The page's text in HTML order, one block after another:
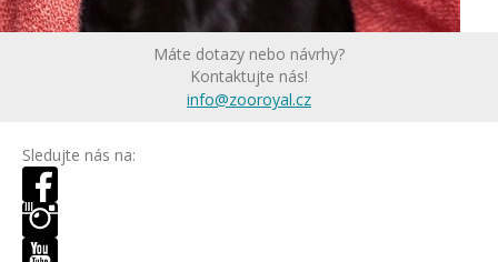
Máte dotazy nebo návrhy?
Kontaktujte nás!
info@zooroyal.cz
Sledujte nás na: